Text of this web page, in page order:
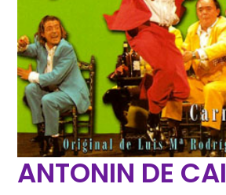
ANTONIN DE CAI